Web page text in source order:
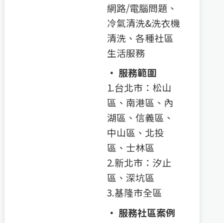
網路/電腦問題、
冷氣清洗&洗衣機
清洗、各種社區
生活服務
‧ 服務範圍
1.台北市：松山
區、南港區、內
湖區、信義區、
中山區、北投
區、士林區
2.新北市：汐止
區、深坑區
3.基隆市全區
‧ 服務社區案例